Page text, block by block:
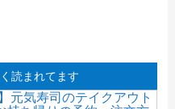
読まれてます
元気寿司のテイクアウト